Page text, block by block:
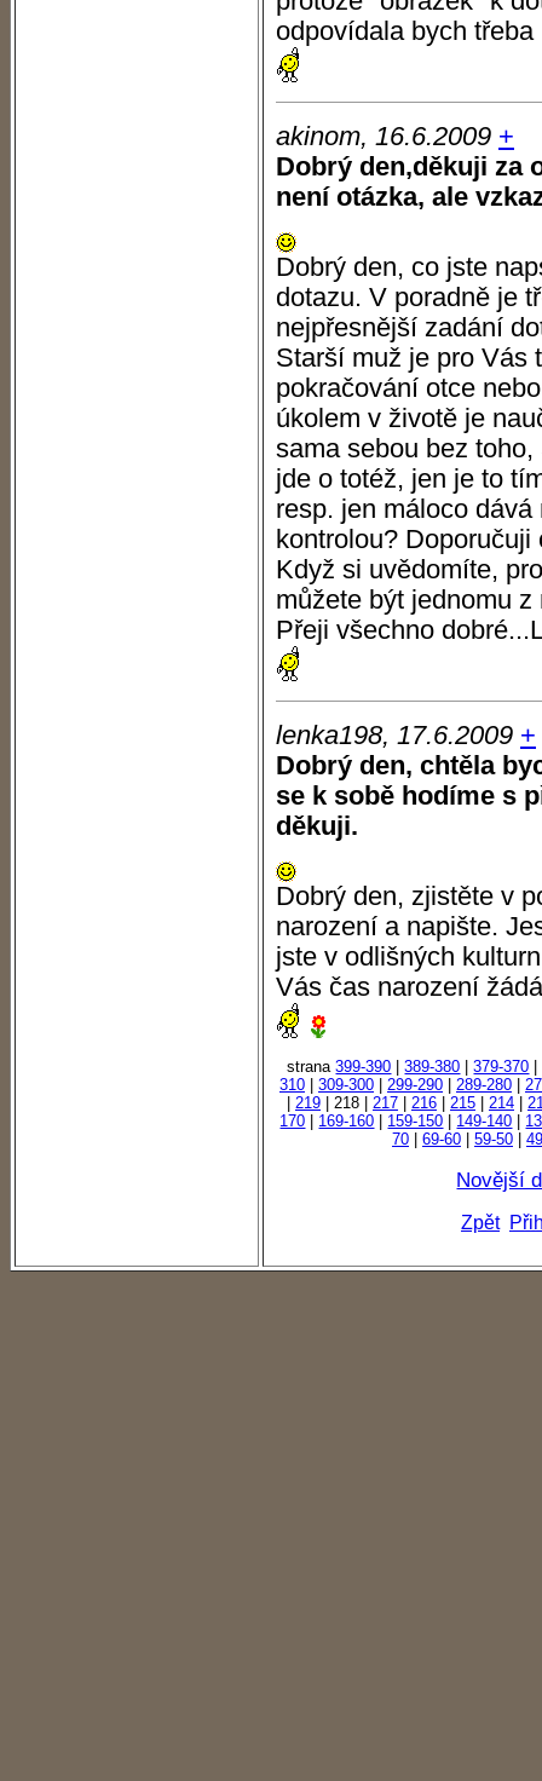
odpovídala bych
akinom, 16.6.2009 +
Dobrý den,děkuji za
není otázka, ale
Dobrý den, co jste
dotazu. V poradně je
nejpřesnější zadání
Starší muž je pro Vás
pokračování otce
úkolem v životě je
sama sebou bez
jde o totéž, jen je to
resp. jen máloco
kontrolou?
Když si uvědomíte,
můžete být jednomu
Přeji všechno
lenka198, 17.6.2009 +
Dobrý den, chtěla
se k sobě hodíme s
děkuji.
Dobrý den, zjistěte v
narození a napište.
jste v odlišných
Vás čas narození
strana399-390 |389-380 |379-370
310
309-300 299-290 289-280
219 | 218 | 217 216 215 214
170
169-160 159-150 149-140
70
69-60 59-50
Novější
Zpět